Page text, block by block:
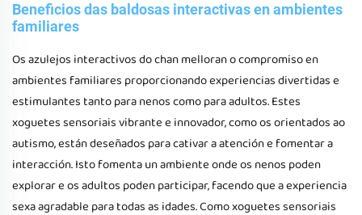
Beneficios das baldosas interactivas en ambientes
familiares
Os azulejos interactivos do chan melloran o compromiso en
ambientes familiares proporcionando experiencias divertidas e
estimulantes tanto para nenos como para adultos. Estes
xoguetes sensoriais vibrante e innovador, como os orientados ao
autismo, están deseñados para cativar a atención e fomentar a
interacción. Isto fomenta un ambiente onde os nenos poden
explorar e os adultos poden participar, facendo que a experiencia
sexa agradable para todas as idades. Como xoguetes sensoriais